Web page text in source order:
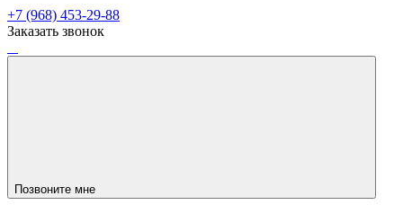
+7 (968) 453-29-88
Заказать звонок
Позвоните мне